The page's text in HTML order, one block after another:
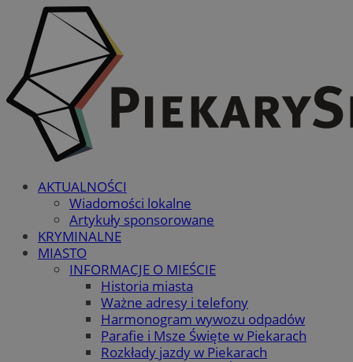
AKTUALNOŚCI
Wiadomości lokalne
Artykuły sponsorowane
KRYMINALNE
MIASTO
INFORMACJE O MIEŚCIE
Historia miasta
Ważne adresy i telefony
Harmonogram wywozu odpadów
Parafie i Msze Święte w Piekarach
Rozkłady jazdy w Piekarach